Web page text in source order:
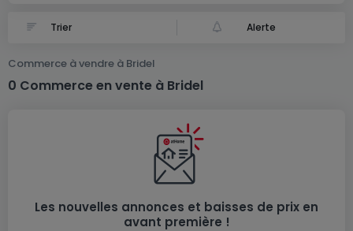
Alerte
Commerce à vendre à Bridel
0 Commerce en vente à Bridel
Les nouvelles annonces et baisses de prix en
avant première !